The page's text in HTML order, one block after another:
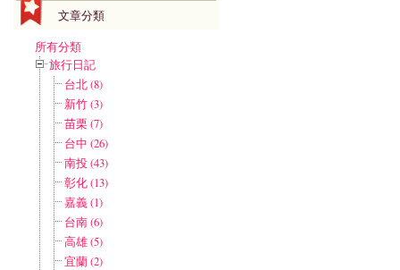
文章分類
所有分類
旅行日記
台北 (8)
新竹 (3)
苗栗 (7)
台中 (26)
南投 (43)
彰化 (13)
嘉義 (1)
台南 (6)
高雄 (5)
宜蘭 (2)